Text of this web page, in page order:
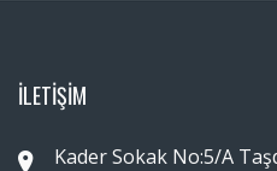
İLETİŞİM
Kader Sokak No:5/A